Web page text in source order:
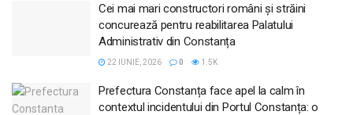
Cei mai mari constructori români și străini
concurează pentru reabilitarea Palatului
Administrativ din Constanța
22 IUNIE, 2026 0 1.5K
Prefectura Constanța face apel la calm în
contextul incidentului din Portul Constanța: o